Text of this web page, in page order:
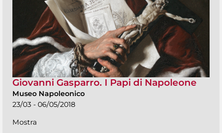
Giovanni Gasparro. I Papi di Napoleone
Museo Napoleonico
23/03 - 06/05/2018
Mostra